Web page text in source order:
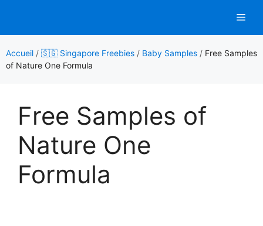
contenu
Accueil / 🇸🇬 Singapore Freebies / Baby Samples / Free Samples
of Nature One Formula
Free Samples of
Nature One
Formula